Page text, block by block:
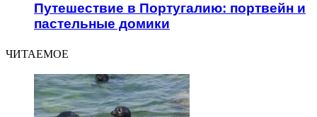
Путешествие в Португалию: портвейн и
пастельные домики
ЧИТАЕМОЕ